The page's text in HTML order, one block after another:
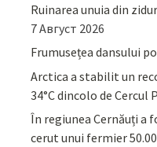
Ruinarea unuia din
7 Август 2026
Frumusețea dansului
Arctica a stabilit un
34°C dincolo de Cercul
În regiunea Cernăuți a
cerut unui fermier